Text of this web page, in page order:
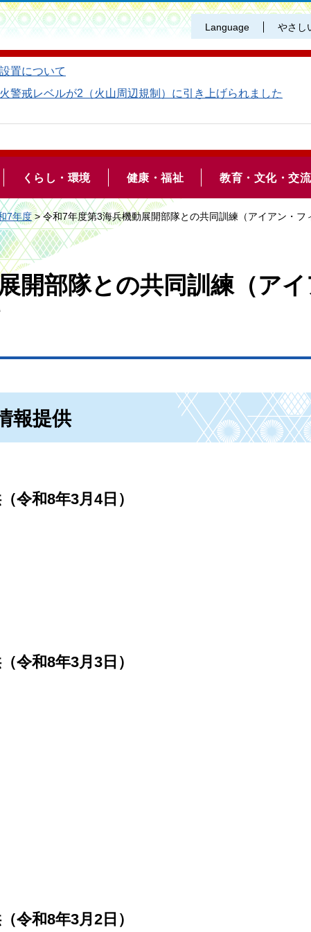
Language やさし
置について
警戒レベルが2（火山周辺規制）に引き上げられました
くらし・環境 健康・福祉 教育・文化・交流
7年度> 令和7年度第3海兵機動展開部隊との共同訓練（アイアン・フ
開部隊との共同訓練（アイ
報提供
令和8年3月4日）
令和8年3月3日）
令和8年3月2日）